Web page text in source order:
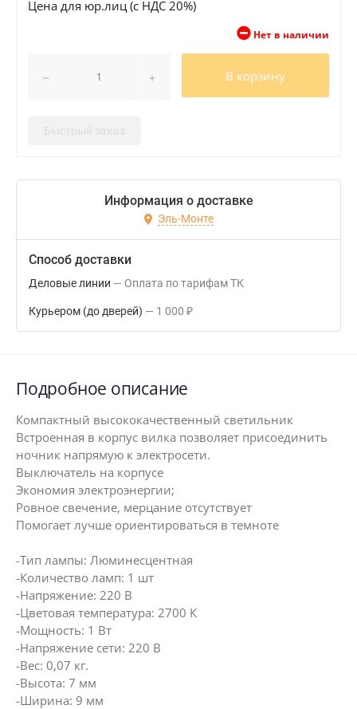
Цена для юр.лиц (с НДС 20%)
Нет в наличии
В корзину
Информация о доставке
Эль-Монте
Способ доставки
Деловые линии Оплата по тарифам ТК
Курьером (до дверей) 1 000 ₽
Подробное описание
Компактный высококачественный светильник
Встроенная в корпус вилка позволяет присоединить
ночник напрямую к электросети.
Выключатель на корпусе
Экономия электроэнергии;
Ровное свечение, мерцание отсутствует
Помогает лучше ориентироваться в темноте
-Тип лампы: Люминесцентная
-Количество ламп: 1 шт
-Напряжение: 220 В
-Цветовая температура: 2700 К
-Мощность: 1 Вт
-Напряжение сети: 220 В
-Вес: 0,07 кг.
-Высота: 7 мм
-Ширина: 9 мм